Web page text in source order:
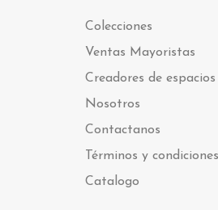
Colecciones
Ventas Mayoristas
Creadores de espacios
Nosotros
Contactanos
Términos y condiciones
Catalogo